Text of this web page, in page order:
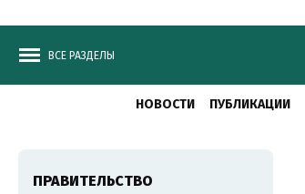
ВСЕ РАЗДЕЛЫ
НОВОСТИ ПУБЛИКАЦИИ
ПРАВИТЕЛЬСТВО